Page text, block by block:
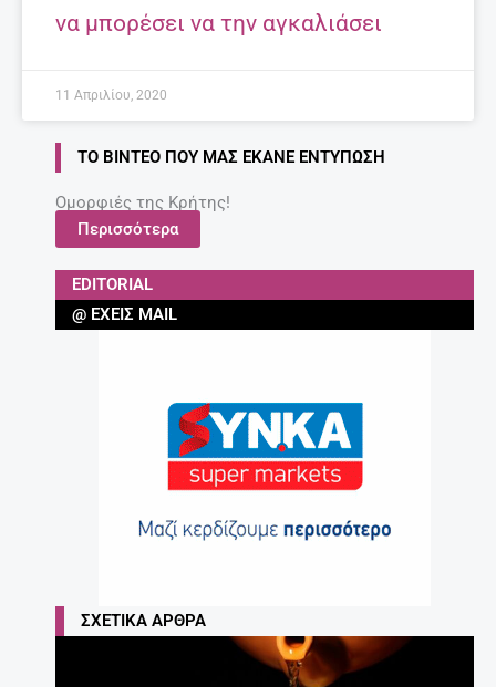
να μπορέσει να την αγκαλιάσει
11 Απριλίου, 2020
ΤΟ ΒΊΝΤΕΟ ΠΟΥ ΜΑΣ ΈΚΑΝΕ ΕΝΤΎΠΩΣΗ
Ομορφιές της Κρήτης!
Περισσότερα
EDITORIAL
@ ΈΧΕΙΣ MAIL
ΣΧΕΤΙΚΆ ΆΡΘΡΑ